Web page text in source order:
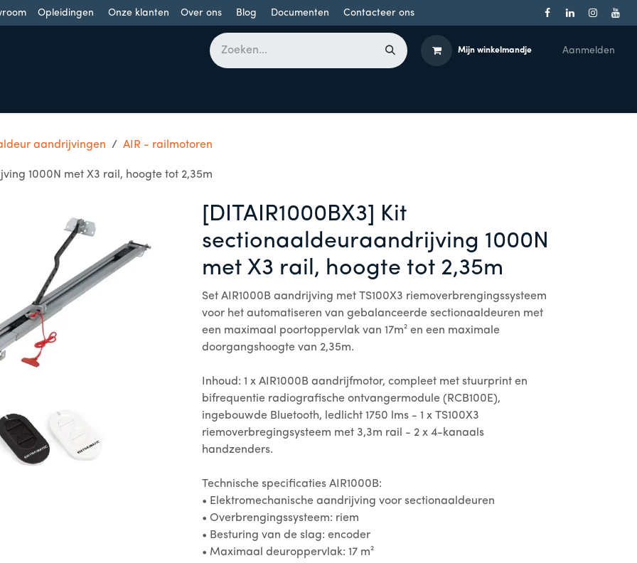
Opleidingen Onze klanten Over ons Blog Documenten Contacteer ons
Mijn winkelmandje Aanmelden
aandrijvingen AIR - railmotoren
1000N met X3 rail, hoogte tot 2,35m
[DITAIR1000BX3] Kit
sectionaaldeuraandrijving 1000N
met X3 rail, hoogte tot 2,35m
Set AIR1000B aandrijving met TS100X3 riemoverbrengingssysteem
voor het automatiseren van gebalanceerde sectionaaldeuren met
een maximaal poortoppervlak van 17m² en een maximale
doorgangshoogte van 2,35m.
Inhoud: 1 x AIR1000B aandrijfmotor, compleet met stuurprint en
bifrequentie radiografische ontvangermodule (RCB100E),
ingebouwde Bluetooth, ledlicht 1750 lms - 1 x TS100X3
riemoverbregingsysteem met 3,3m rail - 2 x 4-kanaals
handzenders.
Technische specificaties AIR1000B:
• Elektromechanische aandrijving voor sectionaaldeuren
• Overbrengingssysteem: riem
• Besturing van de slag: encoder
• Maximaal deuroppervlak: 17 m²